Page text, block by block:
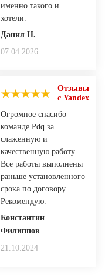
именно такого и
хотели.
Данил Н.
07.04.2026
Отзывы
с Yandex
Огромное спасибо
команде Pdq за
слаженную и
качественную работу.
Все работы выполнены
раньше установленного
срока по договору.
Рекомендую.
Константин
Филиппов
21.10.2024